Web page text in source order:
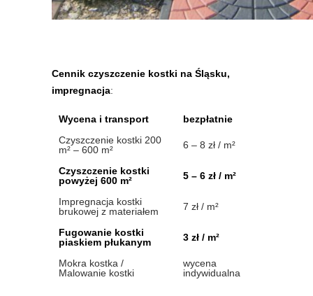
Cennik czyszczenie kostki na Śląsku,
impregnacja:
Wycena i transport
bezpłatnie
Czyszczenie kostki 200
m² – 600 m²
6 – 8 zł / m²
Czyszczenie kostki
powyżej 600 m²
5 – 6 zł / m²
Impregnacja kostki
brukowej z materiałem
7 zł / m²
Fugowanie kostki
piaskiem płukanym
3 zł / m²
Mokra kostka /
Malowanie kostki
wycena
indywidualna